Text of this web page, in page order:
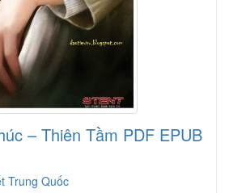
– Thiên Tầm PDF EPUB
Trung Quốc